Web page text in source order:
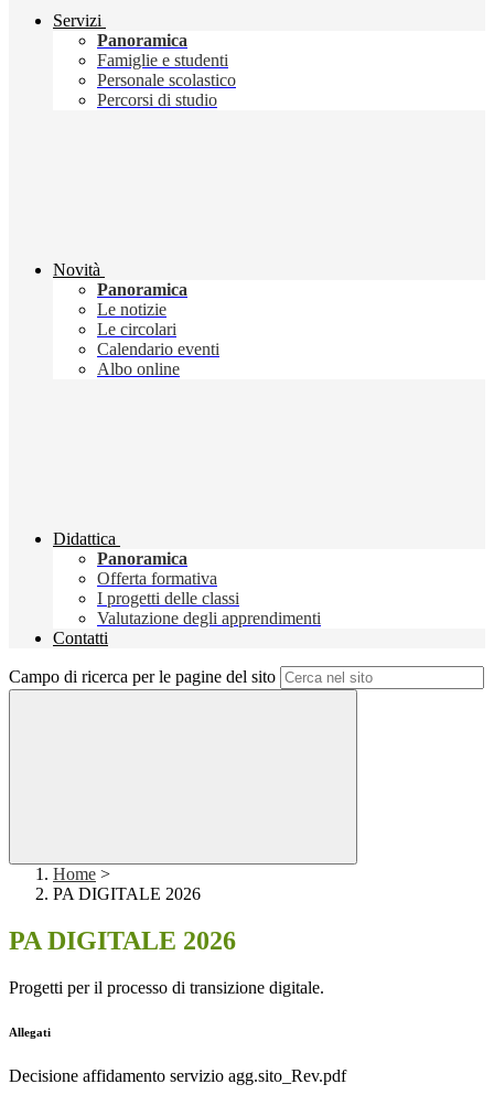
Servizi
Panoramica
Famiglie e studenti
Personale scolastico
Percorsi di studio
Novità
Panoramica
Le notizie
Le circolari
Calendario eventi
Albo online
Didattica
Panoramica
Offerta formativa
I progetti delle classi
Valutazione degli apprendimenti
Contatti
Campo di ricerca per le pagine del sito
Home >
PA DIGITALE 2026
PA DIGITALE 2026
Progetti per il processo di transizione digitale.
Allegati
Decisione affidamento servizio agg.sito_Rev.pdf